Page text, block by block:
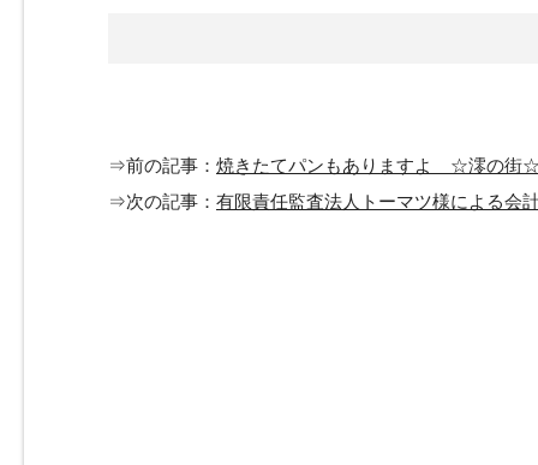
⇒前の記事： 焼きたてパンもありますよ ☆澪の街
⇒次の記事： 有限責任監査法人トーマツ様による会